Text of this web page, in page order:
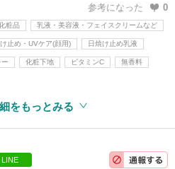
参考になった 0
粧品 乳液・美容液・フェイスクリームなど
止め・UVケア(顔用) 日焼け止め乳液
化粧下地 ビタミンC 無香料
をもっとみる
LINE